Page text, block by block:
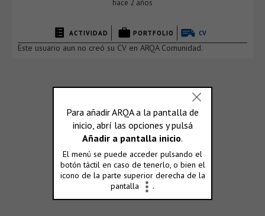
hace 2 años
ACTIVIDAD PORTFOLIO CV
Este usuario aun no creó su CV en ARQA Comunidad.